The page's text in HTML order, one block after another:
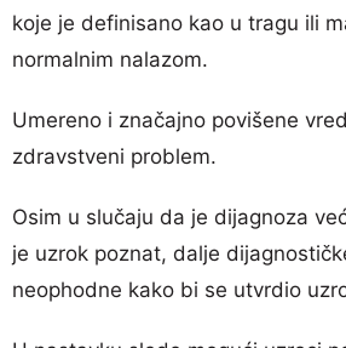
koje je definisano kao u tragu ili
normalnim nalazom.
Umereno i značajno povišene
zdravstveni problem.
Osim u slučaju da je dijagnoza
je uzrok poznat, dalje
neophodne kako bi se utvrdio